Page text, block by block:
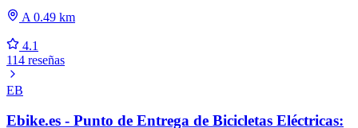
A 0.49 km
4.1
114 reseñas
EB
Ebike.es - Punto de Entrega de Bicicletas Eléctricas: